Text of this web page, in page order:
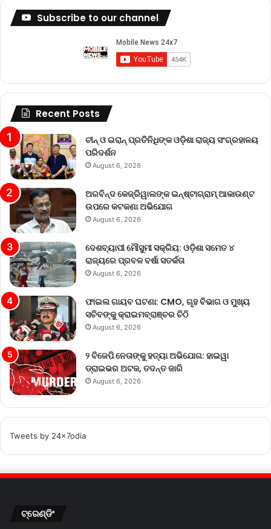
Subscribe to our channel
Recent Posts
ଚୀନ୍ ଓ ଇରାନ୍ ପ୍ରତିନିଧିଙ୍କ ଓଡ଼ିଶା ରାଜ୍ୟ ସଂଗ୍ରହାଳୟ
ପରିଦର୍ଶନ
August 6, 2026
ଅରବିନ୍ଦ କେଜ୍ରିୱାଲଙ୍କ ଇନ୍‌ଷ୍ଟାଗ୍ରାମ୍ ଆକାଉଣ୍ଟ
ଉପରେ କଟକଣା ଅଭିଯୋଗ
August 6, 2026
ଦେଶବ୍ୟାପୀ ମୌସୁମୀ ସକ୍ରିୟ: ଓଡ଼ିଶା ସମେତ ୪
ରାଜ୍ୟରେ ପ୍ରବଳ ବର୍ଷା ସତର୍କତା
August 6, 2026
ଫାଇଲ ଗାୟବ ଘଟଣା: CMO, ଗୃହ ବିଭାଗ ଓ ମୁଖ୍ୟ
ସଚିବଙ୍କୁ କ୍ରାଇମବ୍ରାଞ୍ଚର ଚିଠି
August 6, 2026
୨ ବିଜେପି ନେତାଙ୍କୁ ହତ୍ୟା ଅଭିଯୋଗ: ହାଇୱା
ଡ୍ରାଇଭର ଅଟକ, ତଦନ୍ତ ଜାରି
August 6, 2026
Tweets by 24x7odia
ଟ୍ରେଣ୍ଡିଂ